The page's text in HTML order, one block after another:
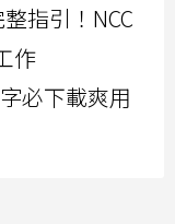
指引！NCC
作
必下載爽用